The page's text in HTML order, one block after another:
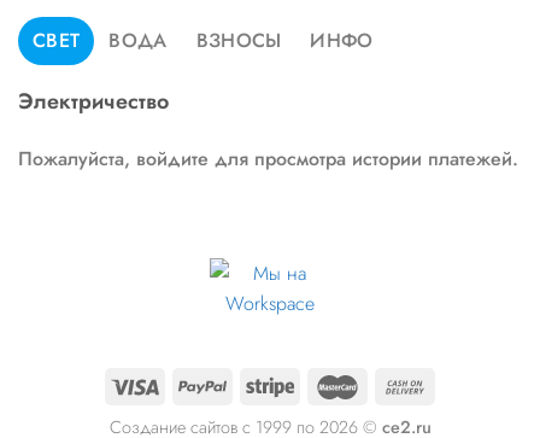
СВЕТ ВОДА ВЗНОСЫ ИНФО
Электричество
Пожалуйста, войдите для просмотра истории платежей.
Создание сайтов с 1999 по 2026 © ce2.ru